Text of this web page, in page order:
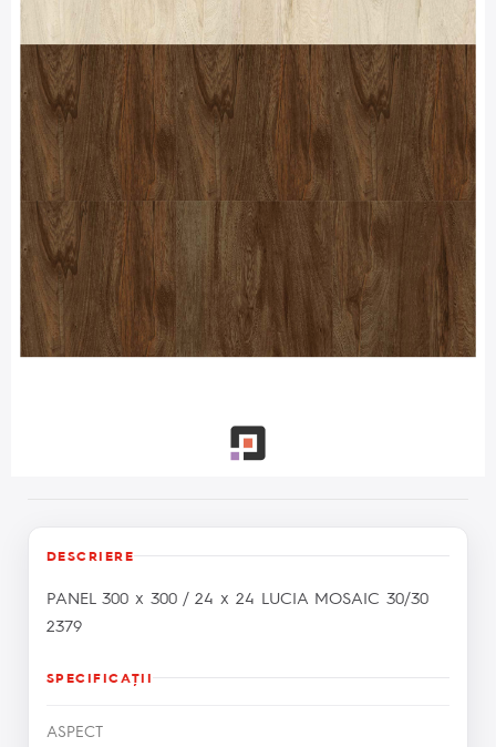
DESCRIERE
PANEL 300 x 300 / 24 x 24 LUCIA MOSAIC 30/30
2379
SPECIFICAŢII
ASPECT